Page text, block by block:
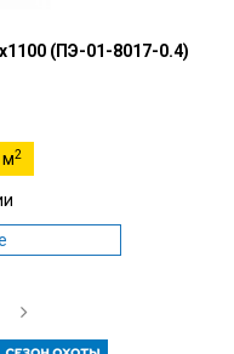
(ПЭ-01-8017-0.4)
м2